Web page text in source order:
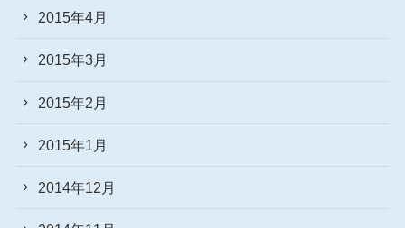
2015年4月
2015年3月
2015年2月
2015年1月
2014年12月